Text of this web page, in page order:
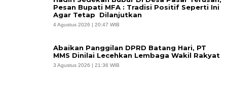
Pesan Bupati MFA : Tradisi Positif Seperti Ini
Agar Tetap Dilanjutkan
4 Agustus 2026 | 20:47 WIB
Abaikan Panggilan DPRD Batang Hari, PT
MMS Dinilai Lecehkan Lembaga Wakil Rakyat
3 Agustus 2026 | 21:36 WIB